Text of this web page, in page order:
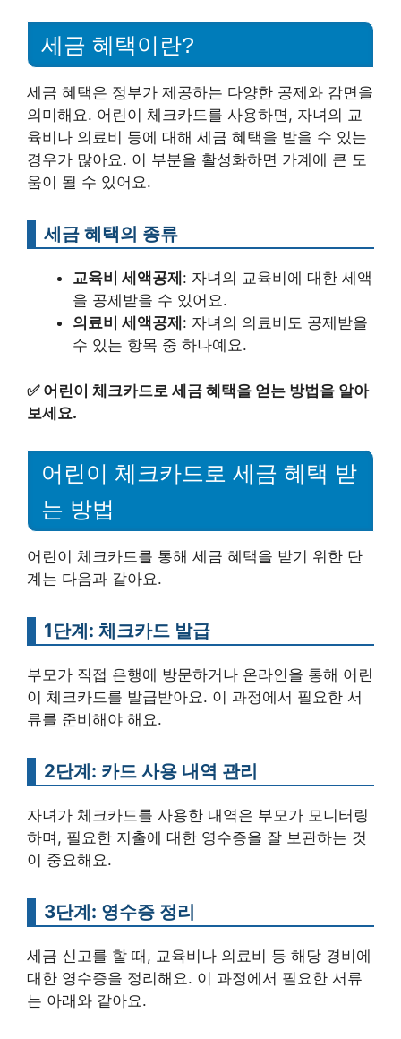
세금 혜택이란?
세금 혜택은 정부가 제공하는 다양한 공제와 감면을
의미해요. 어린이 체크카드를 사용하면, 자녀의 교
육비나 의료비 등에 대해 세금 혜택을 받을 수 있는
경우가 많아요. 이 부분을 활성화하면 가계에 큰 도
움이 될 수 있어요.
세금 혜택의 종류
교육비 세액공제 : 자녀의 교육비에 대한 세액
을 공제받을 수 있어요.
의료비 세액공제 : 자녀의 의료비도 공제받을
수 있는 항목 중 하나예요.
✅ 어린이 체크카드로 세금 혜택을 얻는 방법을 알아
보세요.
어린이 체크카드로 세금 혜택 받
는 방법
어린이 체크카드를 통해 세금 혜택을 받기 위한 단
계는 다음과 같아요.
1단계: 체크카드 발급
부모가 직접 은행에 방문하거나 온라인을 통해 어린
이 체크카드를 발급받아요. 이 과정에서 필요한 서
류를 준비해야 해요.
2단계: 카드 사용 내역 관리
자녀가 체크카드를 사용한 내역은 부모가 모니터링
하며, 필요한 지출에 대한 영수증을 잘 보관하는 것
이 중요해요.
3단계: 영수증 정리
세금 신고를 할 때, 교육비나 의료비 등 해당 경비에
대한 영수증을 정리해요. 이 과정에서 필요한 서류
는 아래와 같아요.